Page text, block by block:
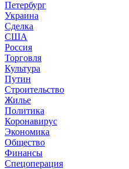
Петербург
Украина
Сделка
США
Россия
Торговля
Культура
Путин
Строительство
Жилье
Политика
Коронавирус
Экономика
Общество
Финансы
Спецоперация